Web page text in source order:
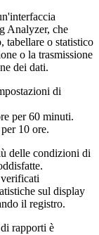
Analyzer, che
tabellare o statistico
o la trasmissione
dei dati.
di
per 60 minuti.
10 ore.
delle condizioni di
sul display
il registro.
rapporti è